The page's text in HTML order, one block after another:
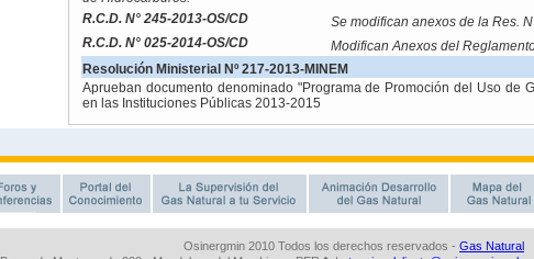
Osinergmin 2010 Todos los derechos reservados - Gas Natural